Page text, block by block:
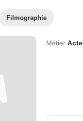
Filmographie
Métier